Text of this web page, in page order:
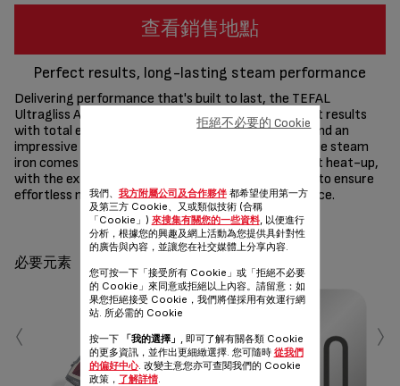
查看銷售地點
Perfect results, long-lasting steam performance
Delivering performance that's built to last, the TEFAL
Ultragliss Anti-Calc Plus Steam Iron ensures perfect results
with total ease, offering the fastest glide by Tefal and an
impressive range of features. This high-performance steam
iron comes equipped with 2800W of power for a fast heat-up,
with the exclusive removable calc collector system to ensure
effortless maintenance and long-lasting performance.
分享 發送
必要元素
‹ ›
我們、 我方附屬公司及合作夥伴都希望使用第一方
及第三方 Cookie、又或類似技術 (合稱
「Cookie」) 來搜集有關您的一些資料, 以便進行
分析，根據您的興趣及網上活動為您提供具針對性
的廣告與內容，並讓您在社交媒體上分享內容.
您可按一下「接受所有 Cookie」或「拒絕不必要
的 Cookie」來同意或拒絕以上內容。請留意：如
果您拒絕接受 Cookie，我們將僅採用有效運行網
站. 所必需的 Cookie
按一下 「我的選擇」
, 即可了解有關各類 Cookie
的更多資訊，並作出更細緻選擇. 您可隨時 從我們
的偏好中心. 改變主意您亦可查閱我們的 Cookie
政策， 了解詳情.
拒絕不必要的 Cookie